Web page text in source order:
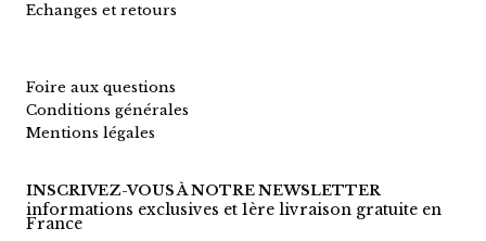
Echanges et retours
Foire aux questions
Conditions générales
Mentions légales
INSCRIVEZ-VOUS À NOTRE NEWSLETTER
informations exclusives et 1ère livraison gratuite en
France